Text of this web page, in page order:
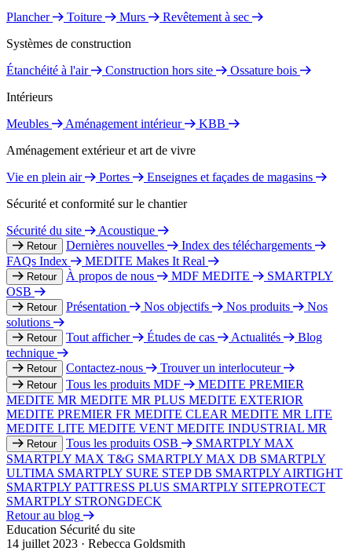
Plancher
Toiture Murs
Revêtement à sec
Systèmes de construction
Étanchéité à l'air
Construction hors site
Ossature bois
Intérieurs
Meubles
Aménagement intérieur
KBB
Aménagement extérieur et art de vivre
Vie en plein air
Portes
Enseignes et façades de magasins
Sécurité et conformité sur le chantier
Sécurité du site
Acoustique
Retour Dernières nouvelles
Index des téléchargements
FAQs Index
MEDITE Makes It Real
Retour À propos de nous MDF MEDITE
SMARTPLY
OSB
Retour Présentation Nos objectifs Nos produits
Nos
solutions
Retour Tout afficher Études de cas Actualités
Blog
technique
Retour Contactez-nous Trouver un interlocuteur
Retour Tous les produits MDF
MEDITE PREMIER
MEDITE MR MEDITE MR PLUS MEDITE EXTERIOR
MEDITE PREMIER FR MEDITE CLEAR MEDITE MR LITE
MEDITE LITE MEDITE VENT MEDITE INDUSTRIAL MR
Retour Tous les produits OSB
SMARTPLY MAX
SMARTPLY MAX T&G SMARTPLY MAX DB SMARTPLY
ULTIMA SMARTPLY SURE STEP DB SMARTPLY AIRTIGHT
SMARTPLY PATTRESS PLUS SMARTPLY SITEPROTECT
SMARTPLY STRONGDECK
Retour au blog
Education Sécurité du site
14 juillet 2023 · Rebecca Goldsmith